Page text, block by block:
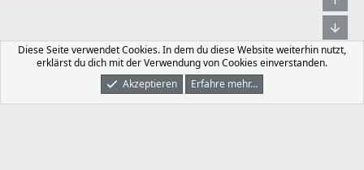
Was Ist Neu Dunkler Modus Anmelden
Diese Seite verwendet Cookies. In dem du diese Website weiterhin nutzt,
erklärst du dich mit der Verwendung von Cookies einverstanden.
Akzeptieren
Erfahre mehr…